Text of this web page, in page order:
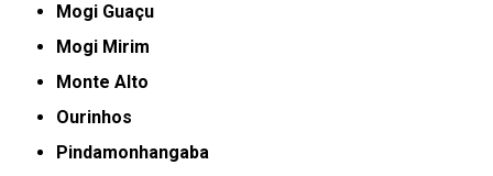
Mogi Guaçu
Mogi Mirim
Monte Alto
Ourinhos
Pindamonhangaba